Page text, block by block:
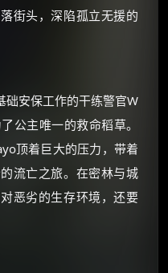
街头，深陷孤立无援的
础安保工作的干练警官W
公主唯一的救命稻草。
顶着巨大的压力，带着
流亡之旅。在密林与城
恶劣的生存环境，还要
最低75元！
索查最低价！
】领红包